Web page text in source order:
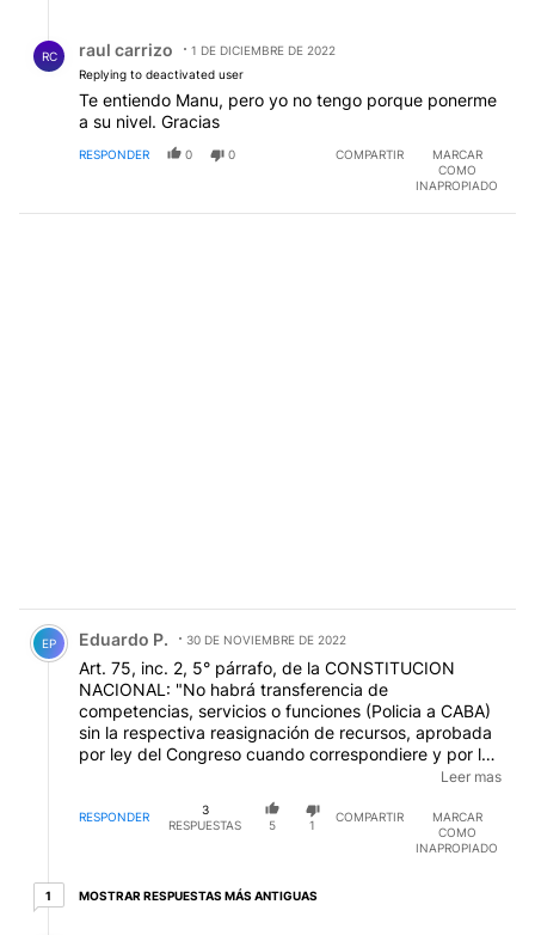
RC raul carrizo
1 DE DICIEMBRE DE 2022
Replying to deactivated user
Te entiendo Manu, pero yo no tengo porque ponerme
a su nivel. Gracias
RESPONDER 0 0 COMPARTIR
MARCAR
COMO
INAPROPIADO
Comentario de Eduardo P..
EP Eduardo P. 30 DE NOVIEMBRE DE 2022
Art. 75, inc. 2, 5° párrafo, de la CONSTITUCION
NACIONAL: "No habrá transferencia de
competencias, servicios o funciones (Policia a CABA)
sin la respectiva reasignación de recursos, aprobada
por ley del Congreso cuando correspondiere y por la
provincia interesada o la ciudad de Buenos Aires en
su caso". Devuélvanla ya, CHORROS.-
Leer mas
RESPONDER
3
RESPUESTAS
5 1
COMPARTIR
MARCAR
COMO
INAPROPIADO
11 respuesta más antiguas
MOSTRAR RESPUESTAS MÁS ANTIGUAS